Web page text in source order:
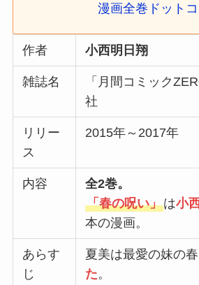
漫画全巻ドット
作者 小西明日翔
雑誌名
「月間コミック
社
リリー
ス
2015年～2017年
内容
全2巻。
「春の呪い」は小
本の漫画。
あらす
じ
夏美は最愛の妹の
た。